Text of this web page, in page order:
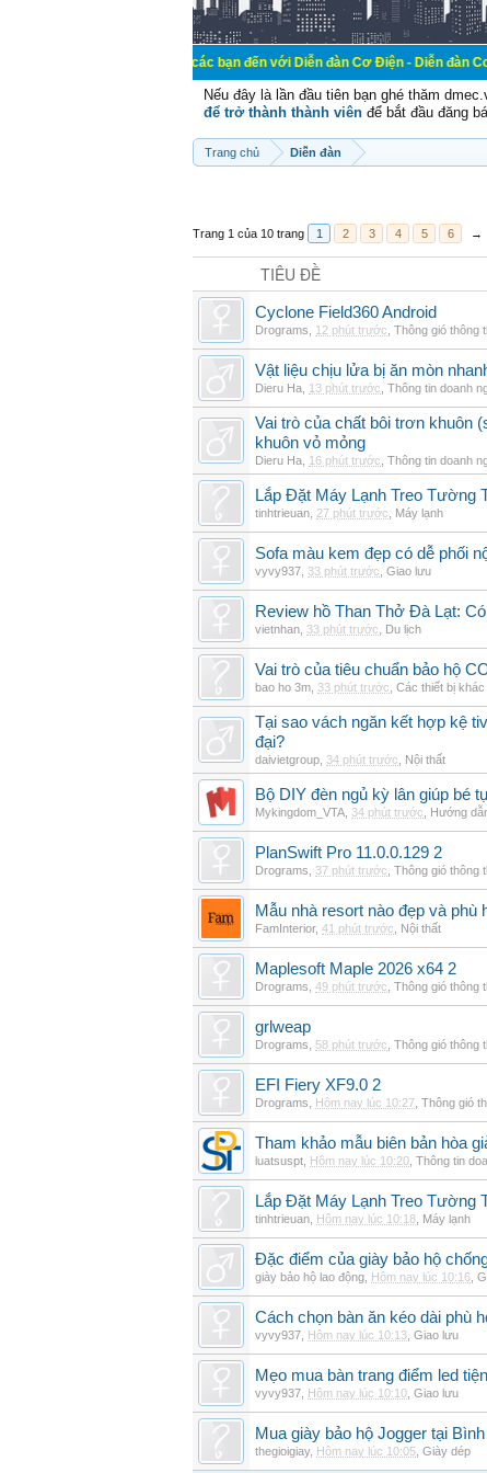
Chào mừng các bạn đến với Diễn đàn Cơ Điện - Diễn đàn Cơ điện là
Nếu đây là lần đầu tiên bạn ghé thăm
để trở thành thành viên để bắt đầu đăng
Trang chủ Diễn đàn
Trang 1 của 10 trang 1 2 3 4 5 6 →
TIÊU ĐỀ
Cyclone Field360 Android
Drograms 12 phút trước Thông gió thông
Vật liệu chịu lửa bị ăn mòn
Dieru Ha 13 phút trước Thông tin doanh
Vai trò của chất bôi trơn khuôn
khuôn vỏ mỏng
Dieru Ha 16 phút trước Thông tin doanh
Lắp Đặt Máy Lạnh Treo Tường
tinhtrieuan 27 phút trước Máy lạnh
Sofa màu kem đẹp có dễ phối
vyvy937 33 phút trước Giao lưu
Review hồ Than Thở Đà Lạt:
vietnhan 33 phút trước Du lịch
Vai trò của tiêu chuẩn bảo hộ
bao ho 3m 33 phút trước Các thiết bị khác
Tại sao vách ngăn kết hợp kệ
đại?
daivietgroup 34 phút trước Nội thất
Bộ DIY đèn ngủ kỳ lân giúp bé
Mykingdom_VTA 34 phút trước Hướng
PlanSwift Pro 11.0.0.129 2
Drograms 37 phút trước Thông gió thông
Mẫu nhà resort nào đẹp và
FamInterior, 41 phút trước Nội thất
Maplesoft Maple 2026 x64 2
Drograms 49 phút trước Thông gió thông
grlweap
Drograms 58 phút trước Thông gió thông
EFI Fiery XF9.0 2
Drograms Hôm nay lúc 10:27 Thông gió
Tham khảo mẫu biên bản hòa
luatsuspt Hôm nay lúc 10:20 Thông tin
Lắp Đặt Máy Lạnh Treo Tường
tinhtrieuan Hôm nay lúc 10:18 Máy lạnh
Đặc điểm của giày bảo hộ
giày bảo hộ lao động Hôm nay lúc 10:16
Cách chọn bàn ăn kéo dài phù
vyvy937 Hôm nay lúc 10:13 Giao lưu
Mẹo mua bàn trang điểm led
vyvy937 Hôm nay lúc 10:10 Giao lưu
Mua giày bảo hộ Jogger tại
thegioigiay, Hôm nay lúc 10:05 Giày dép